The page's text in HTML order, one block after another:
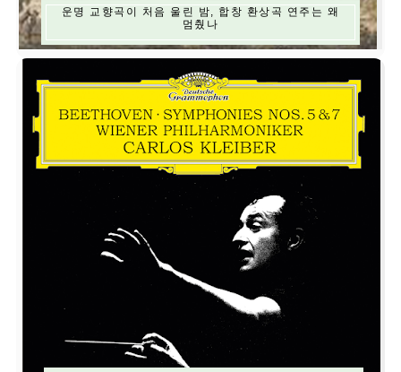
운명 교향곡이 처음 울린 밤, 합창 환상곡 연주는 왜
멈췄나